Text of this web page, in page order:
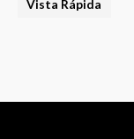
Vista Rápida